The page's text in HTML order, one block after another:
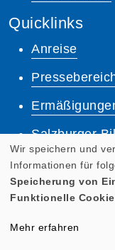
Quicklinks
Anreise
Salzburger
AGB
Impressum
Wir speichern und
Informationen für
Speicherung von
Funktionelle
Mehr erfahren